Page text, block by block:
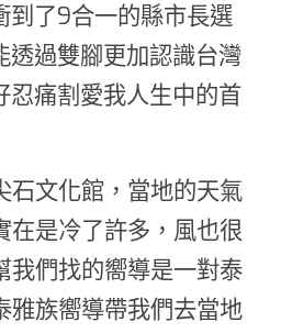
到了9合一的縣市長選
透過雙腳更加認識台灣
忍痛割愛我人生中的首
石文化館，當地的天氣
在是冷了許多，風也很
我們找的嚮導是一對泰
雅族嚮導帶我們去當地